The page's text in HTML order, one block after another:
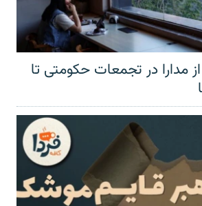
مدارا در تجمعات حکومتی تا